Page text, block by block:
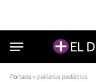
Portada » pal·liatius pediàtrics